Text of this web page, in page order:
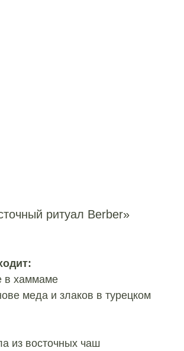
ритуал Berber»
в хаммаме
меда и злаков в турецком
из восточных чаш